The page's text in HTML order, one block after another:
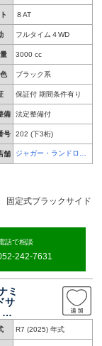
８AT
フルタイム４WD
3000 cc
ブラック系
保証付 期間条件有り
備 法定整備付
号 202 (下3桁)
舗
ジャガー・ランドロー
バー 名古屋中央
定式ブラックサイド
話で相談
242-7631
ミ
サ
R7 (2025) 年式